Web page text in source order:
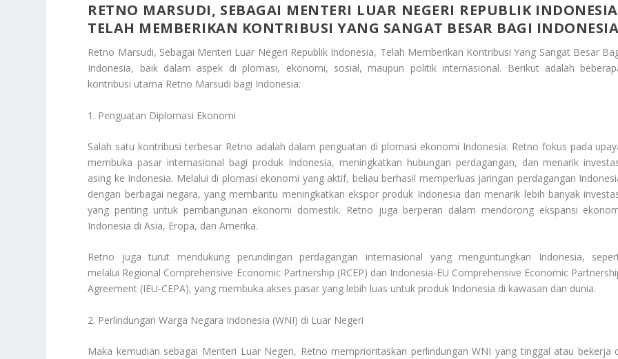
RETNO MARSUDI, SEBAGAI MENTERI LUAR NEGERI REPUBLIK
TELAH MEMBERIKAN KONTRIBUSI YANG SANGAT BESAR BAGI INDONESIA
Retno Marsudi, Sebagai Menteri Luar Negeri Republik Indonesia, Telah Memberikan Kontribusi Yang Sangat Besar
Indonesia, baik dalam aspek di plomasi, ekonomi, sosial, maupun politik internasional. Berikut adalah
kontribusi utama Retno Marsudi bagi Indonesia:
1. Penguatan Diplomasi Ekonomi
Salah satu kontribusi terbesar Retno adalah dalam penguatan di plomasi ekonomi Indonesia. Retno fokus pada
membuka pasar internasional bagi produk Indonesia, meningkatkan hubungan perdagangan, dan menarik
asing ke Indonesia. Melalui di plomasi ekonomi yang aktif, beliau berhasil memperluas jaringan perdagangan
dengan berbagai negara, yang membantu meningkatkan ekspor produk Indonesia dan menarik lebih banyak
yang penting untuk pembangunan ekonomi domestik. Retno juga berperan dalam mendorong ekspansi
Indonesia di Asia, Eropa, dan Amerika.
Retno juga turut mendukung perundingan perdagangan internasional yang menguntungkan Indonesia,
melalui Regional Comprehensive Economic Partnership (RCEP) dan Indonesia-EU Comprehensive Economic
Agreement (IEU-CEPA), yang membuka akses pasar yang lebih luas untuk produk Indonesia di kawasan dan dunia.
2. Perlindungan Warga Negara Indonesia (WNI) di Luar Negeri
Maka kemudian sebagai Menteri Luar Negeri, Retno memprioritaskan perlindungan WNI yang tinggal atau bekerja